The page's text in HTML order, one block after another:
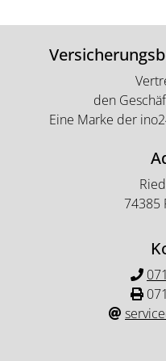
den
Eine Marke der
74385